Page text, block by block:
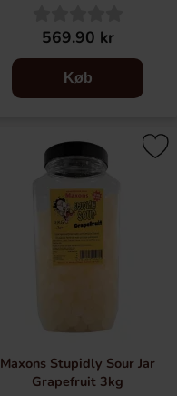
569.90 kr
Køb
Maxons Stupidly Sour Jar
Grapefruit 3kg